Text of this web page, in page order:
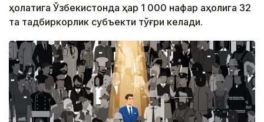
ҳолатига Ўзбекистонда ҳар 1 000 нафар аҳолига 32
та тадбиркорлик субъекти тўғри келади.